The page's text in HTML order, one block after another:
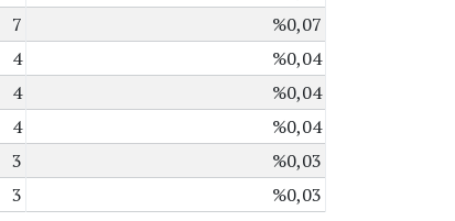
7
%0,07
4
%0,04
4
%0,04
4
%0,04
3
%0,03
3 %0,03